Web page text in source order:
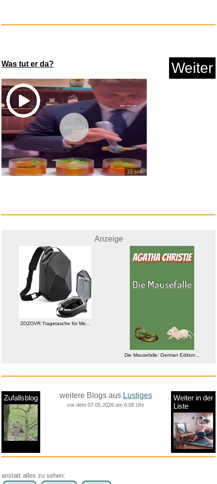
Was tut er da? Weiter
Vorschau
15 sec.
Anzeige
ZOZOVR Tragetasche für Me...
Die Mausefalle: German Edition...
Zufallsblog weitere Blogs aus Lustiges
vor dem 07.05.2026 um 6:08 Uhr
Weiter in der
Liste
anstatt alles zu sehen: